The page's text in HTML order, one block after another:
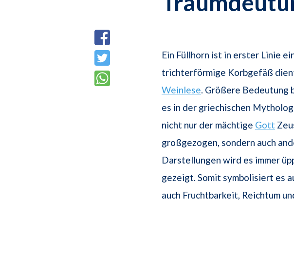
Ein Füllhorn ist in erster Linie
trichterförmige Korbgefäß
Weinlese. Größere Bedeutung
es in der griechischen
nicht nur der mächtige Gott
großgezogen, sondern auch
Darstellungen wird es immer
gezeigt. Somit symbolisiert es
auch Fruchtbarkeit, Reichtum